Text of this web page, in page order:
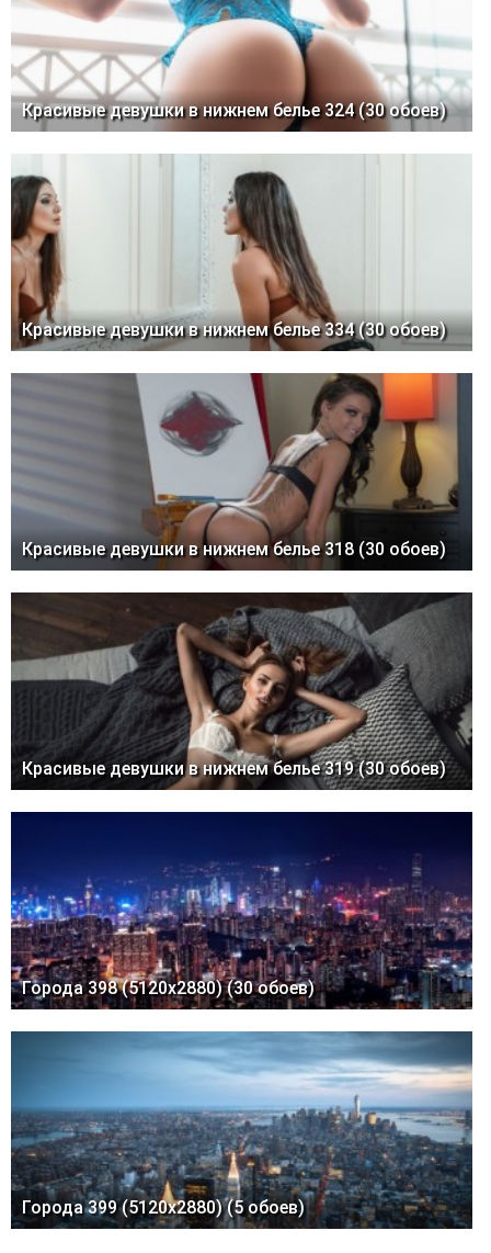
Красивые девушки в нижнем белье 324 (30 обоев)
Красивые девушки в нижнем белье 334 (30 обоев)
Красивые девушки в нижнем белье 318 (30 обоев)
Красивые девушки в нижнем белье 319 (30 обоев)
Города 398 (5120x2880) (30 обоев)
Города 399 (5120x2880) (5 обоев)